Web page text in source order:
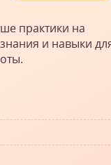
практики на
и навыки